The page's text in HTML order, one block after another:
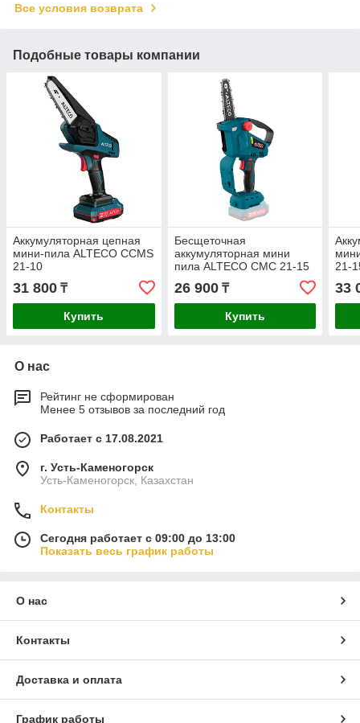
Все условия возврата
Подобные товары компании
Аккумуляторная цепная
мини-пила ALTECO CCMS
21-10
31 800 ₸
Купить
Бесщеточная
аккумуляторная мини
пила ALTECO CMC 21-15
BL Solo (без АКБ и ЗУ)
26 900₸
Купить
21-
33
О нас
Рейтинг не сформирован
Менее 5 отзывов за последний год
Работает с 17.08.2021
г. Усть-Каменогорск
Усть-Каменогорск, Казахстан
Контакты
Сегодня работает с 09:00 до 13:00
Показать весь график работы
О нас
Контакты
Доставка и оплата
График работы